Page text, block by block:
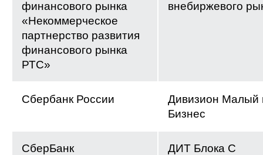
финансового рынка
«Некоммерческое
партнерство развития
финансового рынка
РТС»
внебиржевого
Сбербанк России
Дивизион Малый
Бизнес
СберБанк ДИТ Блока С